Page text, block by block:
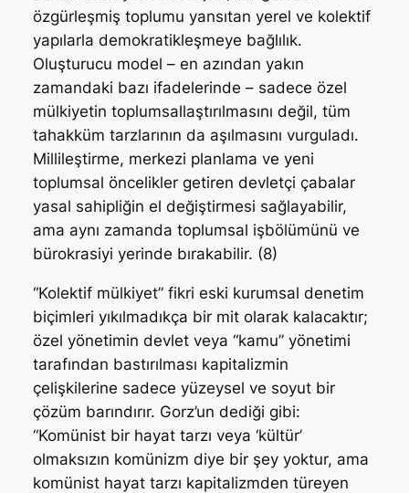
özgürleşmiş toplumu yansıtan yerel ve kolektif
yapılarla demokratikleşmeye bağlılık.
Oluşturucu model – en azından yakın
zamandaki bazı ifadelerinde – sadece özel
mülkiyetin toplumsallaştırılmasını değil, tüm
tahakküm tarzlarının da aşılmasını vurguladı.
Millileştirme, merkezi planlama ve yeni
toplumsal öncelikler getiren devletçi çabalar
yasal sahipliğin el değiştirmesi sağlayabilir,
ama aynı zamanda toplumsal işbölümünü ve
bürokrasiyi yerinde bırakabilir. (8)
“Kolektif mülkiyet” fikri eski kurumsal denetim
biçimleri yıkılmadıkça bir mit olarak kalacaktır;
özel yönetimin devlet veya “kamu” yönetimi
tarafından bastırılması kapitalizmin
çelişkilerine sadece yüzeysel ve soyut bir
çözüm barındırır. Gorz’un dediği gibi:
“Komünist bir hayat tarzı veya ‘kültür’
olmaksızın komünizm diye bir şey yoktur, ama
komünist hayat tarzı kapitalizmden türeyen